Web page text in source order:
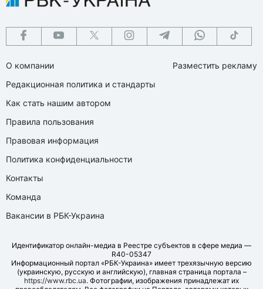
О компании
Редакционная политика и стандарты
Как стать нашим автором
Правила пользования
Правовая информация
Политика конфиденциальности
Контакты
Команда
Вакансии в РБК-Украина
Разместить рекламу
Идентификатор онлайн-медиа в Реестре субъектов в сфере медиа —
R40-05347
Информационный портал «РБК-Украина» имеет трехязычную версию
(украинскую, русскую и английскую), главная страница портала –
https://www.rbc.ua. Фотографии, изображения принадлежат их